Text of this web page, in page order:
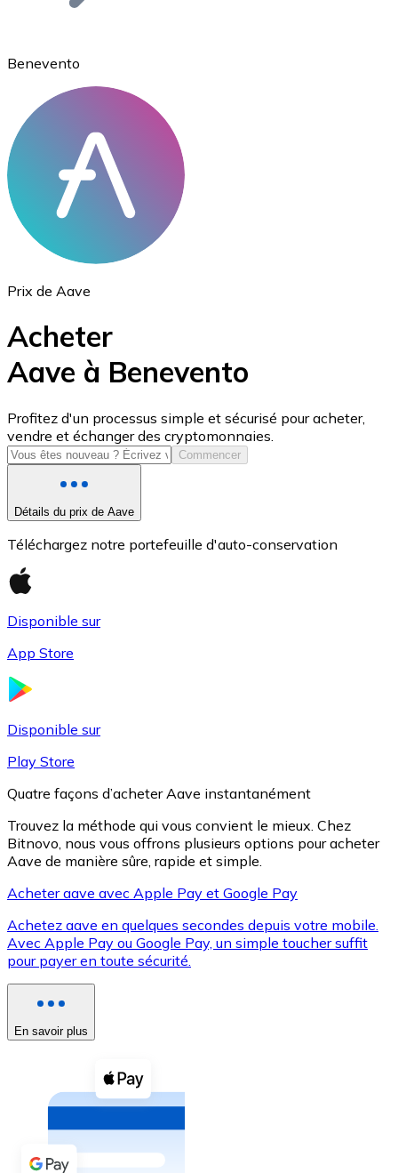
Ethereum
ETH
USD Coin
USDC
XRP
XRP
Voir toutes
Coupons crypto
Achetez des cryptomonnaies en espèces et d'autres
Acheter avec espèces
Virement SEPA
Benevento
Prix de Aave
Acheter
Aave à Benevento
Profitez d'un processus simple et sécurisé pour acheter,
vendre et échanger des cryptomonnaies.
Commencer
Détails du prix de Aave
Téléchargez notre portefeuille d'auto-conservation
Disponible sur
App Store
Disponible sur
Play Store
Quatre façons d’acheter Aave instantanément
Trouvez la méthode qui vous convient le mieux. Chez
Bitnovo, nous vous offrons plusieurs options pour acheter
Aave de manière sûre, rapide et simple.
Acheter aave avec Apple Pay et Google Pay
Achetez aave en quelques secondes depuis votre mobile.
Avec Apple Pay ou Google Pay, un simple toucher suffit
pour payer en toute sécurité.
En savoir plus